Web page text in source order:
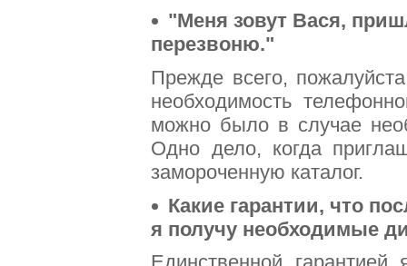
"Меня зовут Вася,
перезвоню."
Прежде всего,
необходимость
можно было в случае
Одно дело, когда
замороченную каталог.
Какие гарантии, что
я получу необходимые